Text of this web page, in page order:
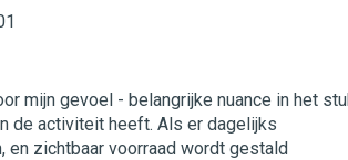
mijn gevoel - belangrijke nuance in het
de activiteit heeft. Als er dagelijks
en zichtbaar voorraad wordt gestald